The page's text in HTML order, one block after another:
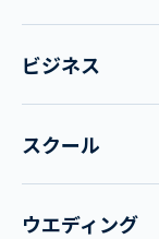
ビジネス
スクール
ウエディング